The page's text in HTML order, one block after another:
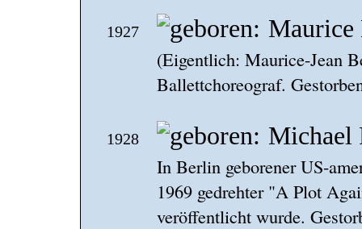
1927 Maurice
(Eigentlich: Maurice-Jean
Ballettchoreograf.
1928 Michael
In Berlin geborener US-
1969 gedrehter "A Plot
veröffentlicht wurde.